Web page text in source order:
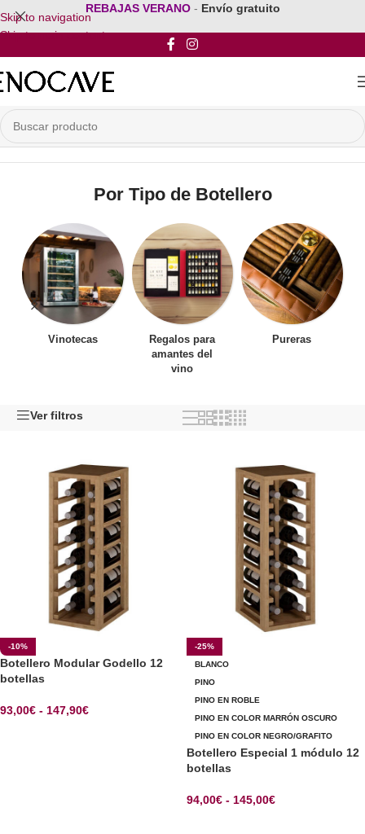
Skip to navigation
Skip to main content
REBAJAS VERANO - Envío gratuito
Inicio/Por Tipo de Botellero
Por Tipo de Botellero
Vinotecas
Regalos para
amantes del
vino
Pureras
Ver filtros
-10%
Botellero Modular Godello 12
botellas
93,00€ - 147,90€
-25%
BLANCO
PINO
PINO EN ROBLE
PINO EN COLOR MARRÓN OSCURO
PINO EN COLOR NEGRO/GRAFITO
Botellero Especial 1 módulo 12
botellas
94,00€ - 145,00€